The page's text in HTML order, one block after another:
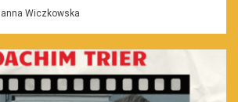
Wiczkowska